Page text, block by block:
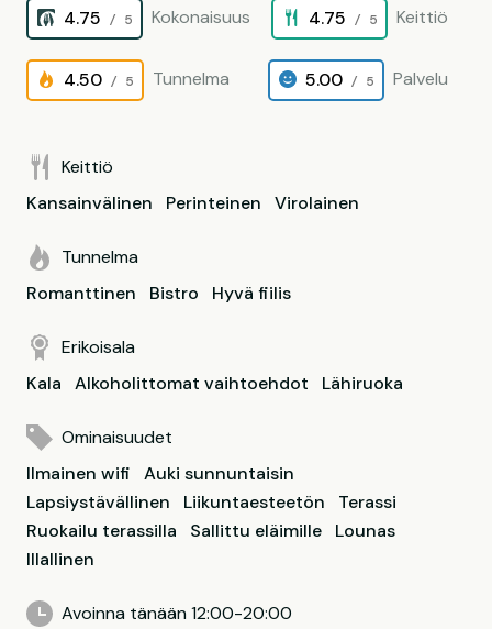
4.75 / 5 Kokonaisuus 4.75 / 5 Keittiö
4.50 / 5 Tunnelma 5.00 / 5 Palvelu
Keittiö
Kansainvälinen
Perinteinen Virolainen
Tunnelma
Romanttinen
Bistro Hyvä fiilis
Erikoisala
Kala
Alkoholittomat vaihtoehdot Lähiruoka
Ominaisuudet
Ilmainen wifi
Auki sunnuntaisin
Lapsiystävällinen
Liikuntaesteetön
Terassi
Ruokailu terassilla
Sallittu eläimille
Lounas
Illallinen
Avoinna tänään 12:00-20:00